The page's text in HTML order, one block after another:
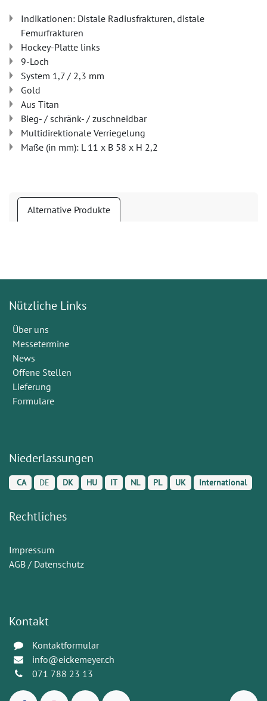
Indikationen: Distale Radiusfrakturen, distale
Femurfrakturen
Hockey-Platte links
9-Loch
System 1,7 / 2,3 mm
Gold
Aus Titan
Bieg- / schränk- / zuschneidbar
Multidirektionale Verriegelung
Maße (in mm): L 11 x B 58 x H 2,2
Alternative Produkte
Nützliche Links
Über uns
Messetermine
News
Offene Stellen
Lieferung
Formulare
Niederlassungen
CA DE DK HU IT NL PL UK International
Rechtliches
Impressum
AGB / Datenschutz
Kontakt
Kontaktformular
info@eickemeyer.ch
071 788 23 13